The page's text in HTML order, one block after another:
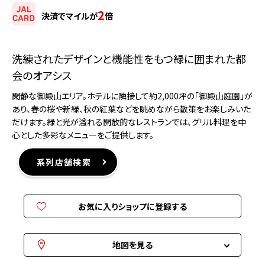
決済でマイルが2倍
洗練されたデザインと機能性をもつ緑に囲まれた都
会のオアシス
閑静な御殿山エリア。ホテルに隣接して約2,000坪の「御殿山庭園」が
あり、春の桜や新緑、秋の紅葉などを眺めながら散策をお楽しみいた
だけます。緑と光が溢れる開放的なレストランでは、グリル料理を中
心とした多彩なメニューをご提供します。
系列店舗検索
お気に入りショップに登録する
地図を見る